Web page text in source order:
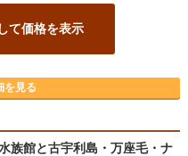
て価格を表示
を見る
族館と古宇利島・万座毛・ナ